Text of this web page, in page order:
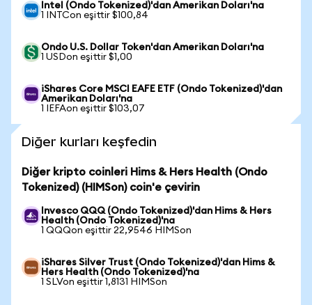
Intel (Ondo Tokenized)'dan Amerikan Doları'na
1 INTCon eşittir $100,84
Ondo U.S. Dollar Token'dan Amerikan Doları'na
1 USDon eşittir $1,00
iShares Core MSCI EAFE ETF (Ondo Tokenized)'dan
Amerikan Doları'na
1 IEFAon eşittir $103,07
Diğer kurları keşfedin
Diğer kripto coinleri Hims & Hers Health (Ondo
Tokenized) (HIMSon) coin'e çevirin
Invesco QQQ (Ondo Tokenized)'dan Hims & Hers
Health (Ondo Tokenized)'na
1 QQQon eşittir 22,9546 HIMSon
iShares Silver Trust (Ondo Tokenized)'dan Hims &
Hers Health (Ondo Tokenized)'na
1 SLVon eşittir 1,8131 HIMSon